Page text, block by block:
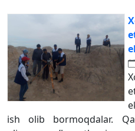
ish olib bormoqdalar.